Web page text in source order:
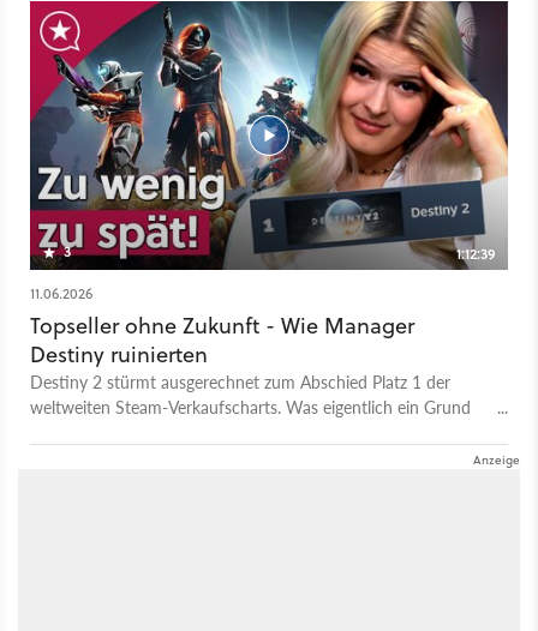
Spiele: Crimson Desert Marathon Pragmata Highguard John
Carpenter's Toxic Commando Dieses Video ist eine Woche
lang exklusiv bei GameStar Plus verfügbar, danach könnt ihr es
auch auf Youtube und bei GameStar Talk anschauen und als
frei verfügbaren Podcast anhören. - Zum Artikel samt
Podcast-Version und früheren Folgen - Alle Folgen des
GameStar Podcasts - GameStar Podcast bei Apple Podcasts -
GameStar Podcast bei Spotify - GameStar Podcast bei
Podcast Addict
3
1:12:39
11.06.2026
Topseller ohne Zukunft - Wie Manager
Destiny ruinierten
Destiny 2 stürmt ausgerechnet zum Abschied Platz 1 der
weltweiten Steam-Verkaufscharts. Was eigentlich ein Grund